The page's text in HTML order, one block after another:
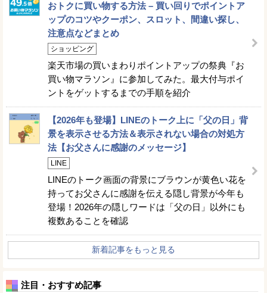
おトクに買い物する方法 – 買い回りでポイントア
ップのコツやクーポン、スロット、間違い探し、
注意点などまとめ
ショッピング
楽天市場の買いまわりポイントアップの祭典『お
買い物マラソン』に参加してみた。最大付与ポイ
ントをゲットするまでの手順を紹介
【2026年も登場】LINEのトーク上に「父の日」背
景を表示させる方法＆表示されない場合の対処方
法【お父さんに感謝のメッセージ】
LINE
LINEのトーク画面の背景にブラウンが黄色い花を
持ってお父さんに感謝を伝える隠し背景が今年も
登場！2026年の隠しワードは「父の日」以外にも
複数あることを確認
新着記事をもっと見る
注目・おすすめ記事